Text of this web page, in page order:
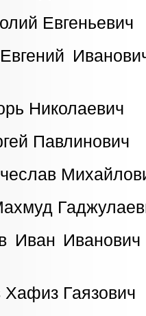
Иван